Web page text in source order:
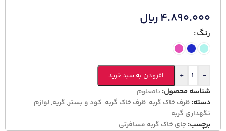
۴.۸۹۰.۰۰۰ریال
رنگ
-
+ افزودن به سبد خرید
شناسه محصول: نامعلوم
دسته:ظرف خاک گربه,ظرف خاک گربه, کود و بستر, گربه, لوازم
نگهداری گربه
برچسب:جای خاک گربه مسافرتی